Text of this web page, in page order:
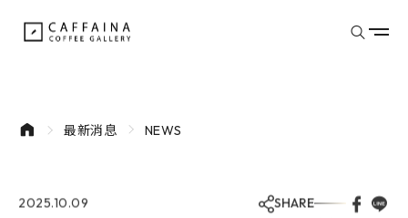
最新消息 NEWS
2025.10.09 SHARE